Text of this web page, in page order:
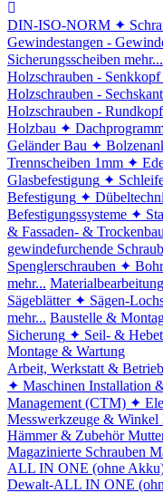
DIN-ISO-NORM ✦
Gewindestangen -
Sicherungsscheiben mehr...
Holzschrauben - Senkkopf
Holzschrauben -
Holzschrauben - Rundkopf
Holzbau ✦
Geländer Bau ✦
Trennscheiben 1mm ✦
Glasbefestigung ✦
Befestigung ✦
Befestigungssysteme ✦
& Fassaden- &
gewindefurchende
Spenglerschrauben ✦
mehr... Materialbearbeitung
Sägeblätter ✦ Sägen-
mehr... Baustelle &
Sicherung ✦ Seil- &
Montage & Wartung
Arbeit, Werkstatt & Betrieb
✦ Maschinen Installation
Management (CTM) ✦
Messwerkzeuge & Winkel
Hämmer & Zubehör
Magazinierte Schrauben
ALL IN ONE (ohne
Dewalt-ALL IN ONE